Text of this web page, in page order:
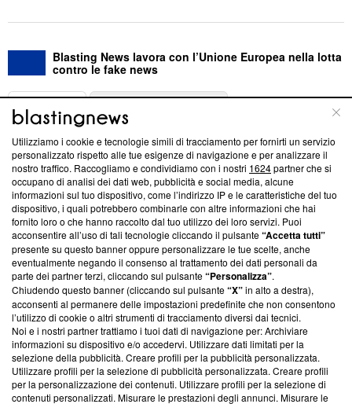
Blasting News lavora con l’Unione Europea nella lotta
contro le fake news
ABOUT
Questa sezione offre informazioni trasparenti su Blasting
News, sui nostri processi editoriali e su come ci impegniamo a
creare news di qualità. Inoltre, afferma la nostra aderenza a
‘Trust Project - News with Integrity’Blasting News non è
ancora membro del programma, ma ha richiesto di farne
parte; Trust Project non ha ancora effettuato una verifica di
conformità agli standard.
Su di noi
Team editoriale
Corporate
Redazione
Informativa Privacy
Utilizziamo i cookie e tecnologie simili di tracciamento per fornirti un servizio
personalizzato rispetto alle tue esigenze di navigazione e per analizzare il
nostro traffico. Raccogliamo e condividiamo con i nostri 1624partner che si
occupano di analisi dei dati web, pubblicità e social media, alcune
informazioni sul tuo dispositivo, come l’indirizzo IP e le caratteristiche del tuo
dispositivo, i quali potrebbero combinarle con altre informazioni che hai
fornito loro o che hanno raccolto dal tuo utilizzo dei loro servizi. Puoi
acconsentire all’uso di tali tecnologie cliccando il pulsante“Accetta tutti”
presente su questo banner oppure personalizzare le tue scelte, anche
eventualmente negando il consenso al trattamento dei dati personali da
parte dei partner terzi, cliccando sul pulsante“Personalizza”.
Chiudendo questo banner (cliccando sul pulsante“X”in alto a destra),
acconsenti al permanere delle impostazioni predefinite che non consentono
l’utilizzo di cookie o altri strumenti di tracciamento diversi dai tecnici.
Noi e i nostri partner trattiamo i tuoi dati di navigazione per: Archiviare
informazioni su dispositivo e/o accedervi. Utilizzare dati limitati per la
selezione della pubblicità. Creare profili per la pubblicità personalizzata.
Utilizzare profili per la selezione di pubblicità personalizzata. Creare profili
per la personalizzazione dei contenuti. Utilizzare profili per la selezione di
contenuti personalizzati. Misurare le prestazioni degli annunci. Misurare le